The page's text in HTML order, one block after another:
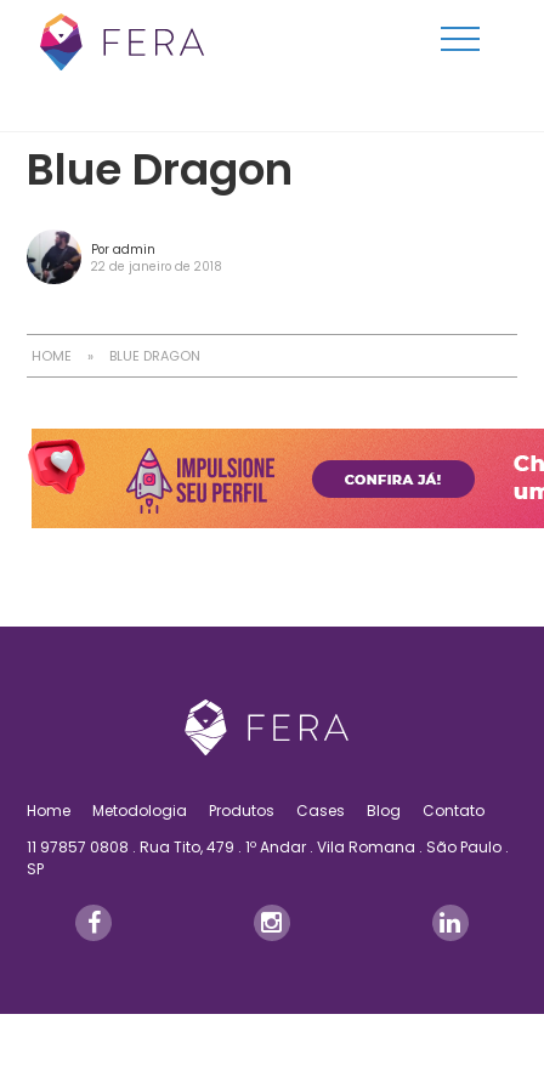
Blue Dragon
Por admin
22 de janeiro de 2018
HOME » BLUE DRAGON
Home Metodologia Produtos Cases Blog
Contato
11 97857 0808 . Rua Tito, 479 . 1º Andar . Vila Romana . São Paulo .
SP